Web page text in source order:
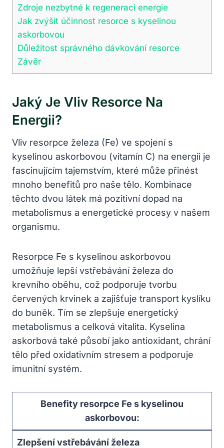
Zdroje nezbytné k regeneraci energie
Jak zvýšit účinnost resorce s kyselinou
askorbovou
Důležitost správného dávkování resorce
Závěr
Jaký Je Vliv Resorce Na
Energii?
Vliv resorpce železa (Fe) ve spojení s
kyselinou askorbovou (vitamín C) na energii je
fascinujícím tajemstvím, které může přinést
mnoho benefitů pro naše tělo. Kombinace
těchto dvou látek má pozitivní dopad na
metabolismus a energetické procesy v našem
organismu.
Resorpce Fe s kyselinou askorbovou
umožňuje lepší vstřebávání železa do
krevního oběhu, což podporuje tvorbu
červených krvinek a zajišťuje transport kyslíku
do buněk. Tím se zlepšuje energetický
metabolismus a celková vitalita. Kyselina
askorbová také působí jako antioxidant, chrání
tělo před oxidativním stresem a podporuje
imunitní systém.
Benefity resorpce Fe s kyselinou
askorbovou:
Zlepšení vstřebávání železa